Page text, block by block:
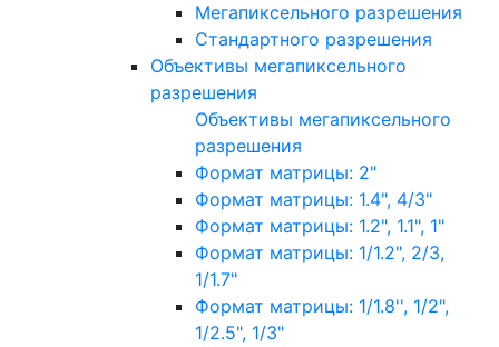
Мегапиксельного разрешения
Стандартного разрешения
Объективы мегапиксельного
разрешения
Объективы мегапиксельного
разрешения
Формат матрицы: 2"
Формат матрицы: 1.4", 4/3"
Формат матрицы: 1.2", 1.1", 1"
Формат матрицы: 1/1.2", 2/3,
1/1.7"
Формат матрицы: 1/1.8'', 1/2",
1/2.5", 1/3"